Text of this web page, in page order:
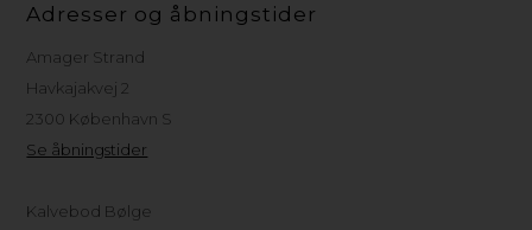
Adresser og åbningstider
Amager Strand
Havkajakvej 2
2300 København S
Se åbningstider
Kalvebod Bølge